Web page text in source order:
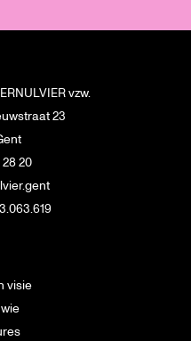
vzw.
23
28 20
visie